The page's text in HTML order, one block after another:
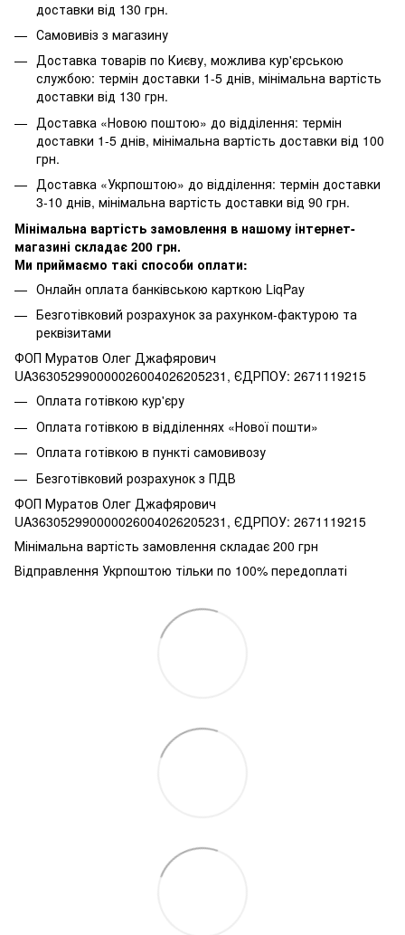
доставки від 130 грн.
Самовивіз з магазину
Доставка товарів по Києву, можлива кур'єрською
службою: термін доставки 1-5 днів, мінімальна вартість
доставки від 130 грн.
Доставка «Новою поштою» до відділення: термін
доставки 1-5 днів, мінімальна вартість доставки від 100
грн.
Доставка «Укрпоштою» до відділення: термін доставки
3-10 днів, мінімальна вартість доставки від 90 грн.
Мінімальна вартість замовлення в нашому інтернет-
магазині складає 200 грн.
Ми приймаємо такі способи оплати:
Онлайн оплата банківською карткою LiqPay
Безготівковий розрахунок за рахунком-фактурою та
реквізитами
ФОП Муратов Олег Джафярович
UA363052990000026004026205231, ЄДРПОУ: 2671119215
Оплата готівкою кур'єру
Оплата готівкою в відділеннях «Нової пошти»
Оплата готівкою в пункті самовивозу
Безготівковий розрахунок з ПДВ
ФОП Муратов Олег Джафярович
UA363052990000026004026205231, ЄДРПОУ: 2671119215
Мінімальна вартість замовлення складає 200 грн
Відправлення Укрпоштою тільки по 100% передоплаті